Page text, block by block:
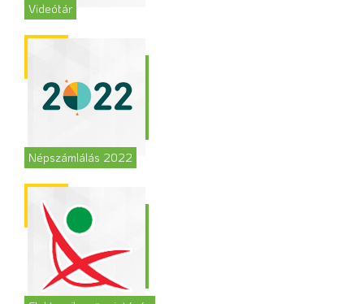
Videótár
Népszámlálás 2022